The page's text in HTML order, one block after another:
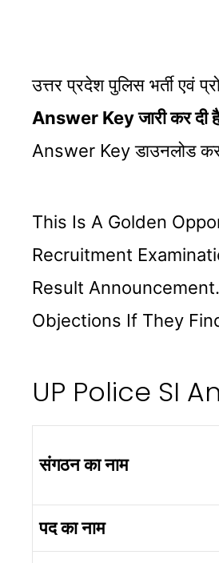
उत्तर प्रदेश पुलिस भर्ती एवं
Answer Key जारी कर दी
Answer Key डाउनलोड
This Is A Golden
Recruitment
Result
Objections If They
UP Police SI
संगठन का नाम
पद का नाम